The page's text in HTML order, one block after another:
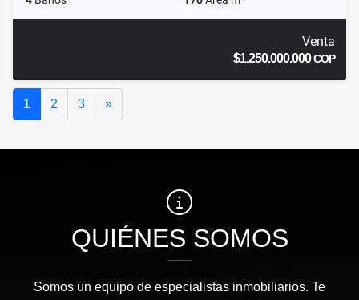
Venta
$1.250.000.000COP
1 2 3 »Siguiente
QUIÉNES SOMOS
Somos un equipo de especialistas inmobiliarios. Te